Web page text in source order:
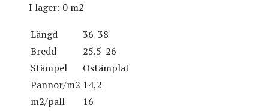
I lager: 0 m2
Längd
36-38
Bredd
25.5-26
Stämpel
Ostämplat
Pannor/m2 14,2
m2/pall
16